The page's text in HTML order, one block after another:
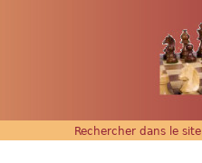
Rechercher dans le site